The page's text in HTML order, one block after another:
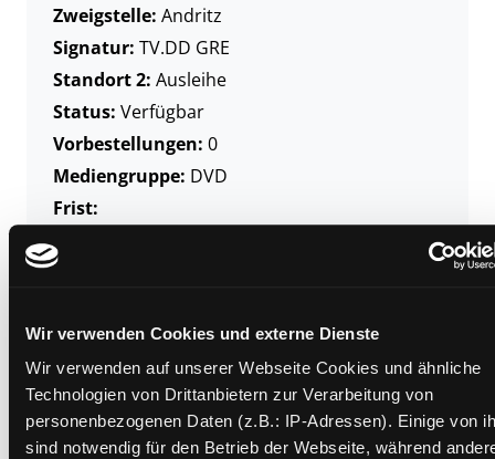
Wir verwenden Cookies und externe Dienste
Wir verwenden auf unserer Webseite Cookies und ähnliche
Technologien von Drittanbietern zur Verarbeitung von
personenbezogenen Daten (z.B.: IP-Adressen). Einige von
sind notwendig für den Betrieb der Webseite, während
Zweigstelle: Andritz
Signatur: TV.DD GRE
Standort 2: Ausleihe
Status: Verfügbar
Vorbestellungen: 0
Mediengruppe: DVD
Frist:
Barcode:
Standort 3:
Zweigstelle: Gösting
Signatur:
TV.DD GRE
Standort 2:Ausleihe